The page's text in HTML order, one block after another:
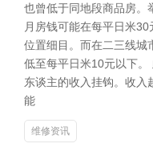
也曾低于同地段商品房。
月房钱可能在每平日米
位置细目。而在二三线城
低至每平日米10元以下
东谈主的收入挂钩。收入
能
维修资讯